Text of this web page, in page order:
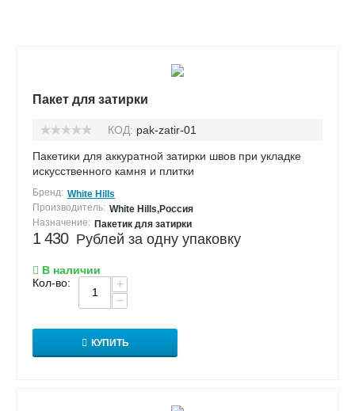
Пакет для затирки
КОД: pak-zatir-01
Пакетики для аккуратной затирки швов при укладке
искусственного камня и плитки
Бренд: White Hills
Производитель: White Hills,Россия
Назначение: Пакетик для затирки
1 430 Рублей за одну упаковку
В наличии
Кол-во:
+
−
КУПИТЬ